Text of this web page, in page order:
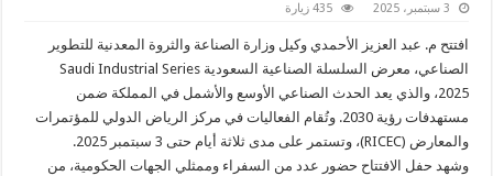
3 سبتمبر، 2025 435 زيارة
افتتح م. عبد العزيز الأحمدي وكيل وزارة الصناعة والثروة المعدنية للتطوير
الصناعي، معرض السلسلة الصناعية السعودية Saudi Industrial Series
2025، والذي يعد الحدث الصناعي الأوسع والأشمل في المملكة ضمن
مستهدفات رؤية 2030. وتُقام الفعاليات في مركز الرياض الدولي للمؤتمرات
والمعارض (RICEC)، وتستمر على مدى ثلاثة أيام حتى 3 سبتمبر 2025.
وشهد حفل الافتتاح حضور عدد من السفراء وممثلي الجهات الحكومية، من